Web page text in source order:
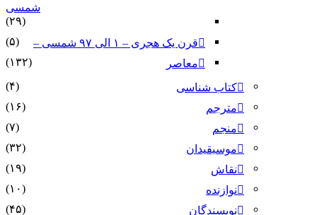
شمسی
(۲۹)
قرن یک هجری – ۱ الی ۹۷ شمسی –
(۵)
معاصر
(۱۳۲)
کتاب شناسی
(۴)
مترجم
(۱۶)
منجم
(۷)
موسیقیدان
(۳۲)
نقاش
(۱۹)
نوازنده
(۱۰)
نویسندگان
(۴۵)